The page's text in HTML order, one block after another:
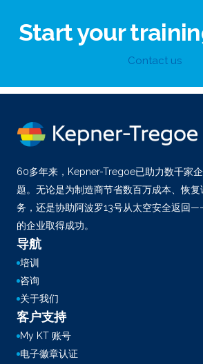
Start your
Contact us
60多年来，Kepner-Tregoe已助力数千家
题。无论是为制造商节省数百万成本、恢复
务，还是协助阿波罗13号从太空安全返回
的企业取得成功。
导航
培训
咨询
关于我们
客户支持
My KT 账号
电子徽章认证